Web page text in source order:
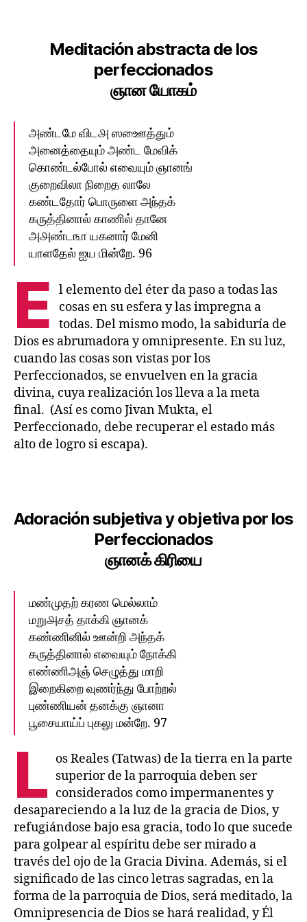
Meditación abstracta de los
perfeccionados
ஞான யோகம்‌
அண்டமே விட௮ ஸஊைத்தும்‌
அனைத்தையும்‌ அண்ட மேவிக்‌
கொண்டல்போல்‌ எவையும்‌ ஞானங்‌
குறைவிலா நிறைத லாலே
கண்டதோர்‌ பொருளை அந்தக்‌
கருத்தினால்‌ காணில்‌ தானே
அ௮ண்ட௩ா யகனார்‌ மேனி
யாளதேல்‌ ஐய மின்றே. 96
E
l elemento del éter da paso a todas las
cosas en su esfera y las impregna a
todas. Del mismo modo, la sabiduría de
Dios es abrumadora y omnipresente. En su luz,
cuando las cosas son vistas por los
Perfeccionados, se envuelven en la gracia
divina, cuya realización los lleva a la meta
final. (Así es como Jivan Mukta, el
Perfeccionado, debe recuperar el estado más
alto de logro si escapa).
Adoración subjetiva y objetiva por los
Perfeccionados
ஞானக்‌ கிரியை
மண்முதற்‌ கரண மெல்லாம்‌
மறு௮சத்‌ தாக்கி ஞானக்‌
கண்ணினில்‌ ஊன்றி அந்தக்‌
கருத்தினால்‌ எவையும்‌ நோக்கி
எண்ணிஅஞ்‌ செழுத்து மாறி
இறைகிறை வுணர்ந்து போற்றல்‌
புண்ணியன்‌ தனக்கு ஞானா
பூசையாய்ப்‌ புகலு மன்றே. 97
L os Reales (Tatwas) de la tierra en la parte
superior de la parroquia deben ser
considerados como impermanentes y
desapareciendo a la luz de la gracia de Dios, y
refugiándose bajo esa gracia, todo lo que sucede
para golpear al espíritu debe ser mirado a
través del ojo de la Gracia Divina. Además, si el
significado de las cinco letras sagradas, en la
forma de la parroquia de Dios, será meditado, la
Omnipresencia de Dios se hará realidad, y Él